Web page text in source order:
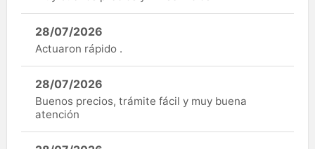
28/07/2026
Actuaron rápido .
28/07/2026
Buenos precios, trámite fácil y muy buena
atención